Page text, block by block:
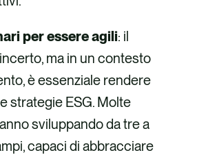
per essere agili: il
ma in un contesto
è essenziale rendere
strategie ESG. Molte
sviluppando da tre a
capaci di abbracciare